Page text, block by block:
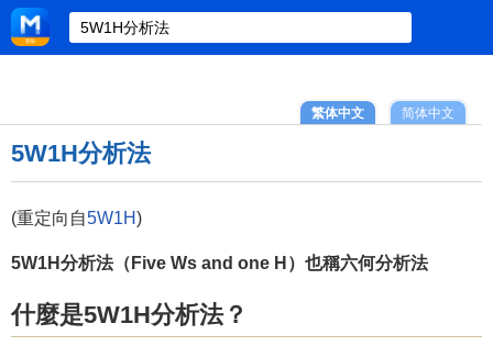
简体中文
繁体中文
5W1H分析法
(重定向自5W1H)
5W1H分析法（Five Ws and one H）也稱六何分析法
什麼是5W1H分析法？